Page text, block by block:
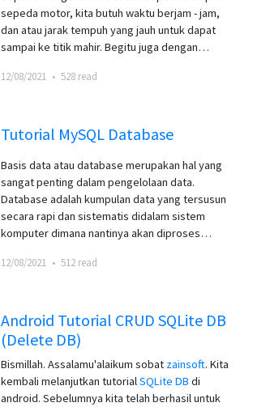
sepeda motor, kita butuh waktu berjam - jam,
dan atau jarak tempuh yang jauh untuk dapat
sampai ke titik mahir. Begitu juga dengan…
12/08/2021 • 528 read
Tutorial MySQL Database
Basis data atau database merupakan hal yang
sangat penting dalam pengelolaan data.
Database adalah kumpulan data yang tersusun
secara rapi dan sistematis didalam sistem
komputer dimana nantinya akan diproses…
12/08/2021 • 512 read
Android Tutorial CRUD SQLite DB
(Delete DB)
Bismillah. Assalamu'alaikum sobat zainsoft. Kita
kembali melanjutkan tutorialSQLite DB di
android. Sebelumnya kita telah berhasil untuk